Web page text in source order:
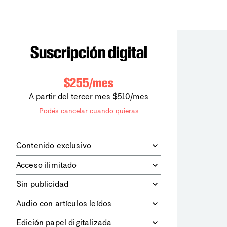
Suscripción digital
$255/mes
A partir del tercer mes $510/mes
Podés cancelar cuando quieras
Contenido exclusivo
digitales dela diaria
los contenidos de Le Monde
diplomatique.
Acceso ilimitado
contenidos.
Sin publicidad
publicitarios.
Audio con artículos leídos
Edición papel digitalizada